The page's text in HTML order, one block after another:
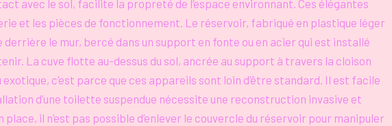
avec le sol, facilite la propreté de l’espace environnant. Ces élégantes
et les pièces de fonctionnement. Le réservoir, fabriqué en plastique léger
derrière le mur, bercé dans un support en fonte ou en acier qui est installé
La cuve flotte au-dessus du sol, ancrée au support à travers la cloison
c’est parce que ces appareils sont loin d’être standard. Il est facile
d’une toilette suspendue nécessite une reconstruction invasive et
place, il n’est pas possible d’enlever le couvercle du réservoir pour manipuler